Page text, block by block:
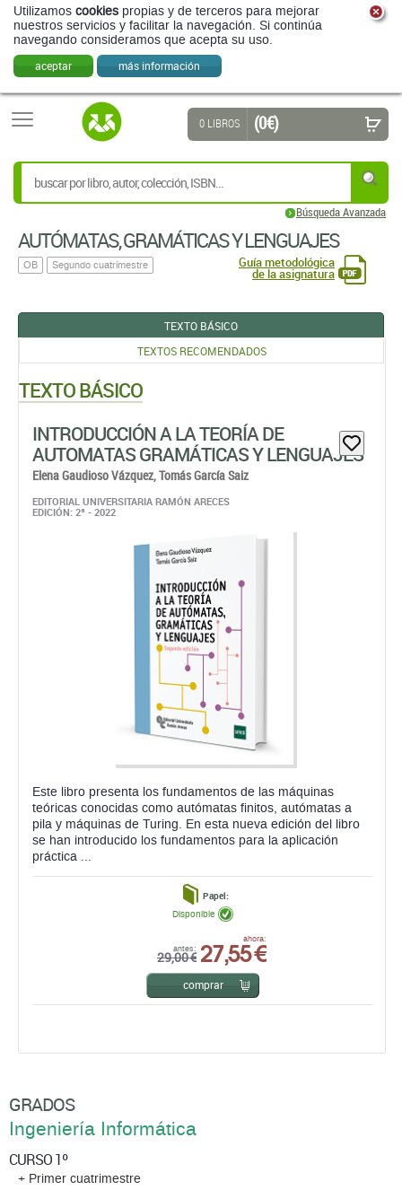
Utilizamos cookies propias y de terceros para mejorar
nuestros servicios y facilitar la navegación. Si continúa
navegando consideramos que acepta su uso.
aceptar más información
Búsqueda Avanzada
0 LIBROS (0 €)
AUTÓMATAS, GRAMÁTICAS Y LENGUAJES
OB Segundo cuatrimestre Guía metodológica
de la asignatura
TEXTO BÁSICO
TEXTOS RECOMENDADOS
TEXTO BÁSICO
INTRODUCCIÓN A LA TEORÍA DE
AUTOMATAS GRAMÁTICAS Y LENGUAJES
Elena Gaudioso Vázquez,Tomás García Saiz
EDITORIAL UNIVERSITARIA RAMÓN ARECES
EDICIÓN: 2ª - 2022
Este libro presenta los fundamentos de las máquinas
teóricas conocidas como autómatas finitos, autómatas a
pila y máquinas de Turing. En esta nueva edición del libro
se han introducido los fundamentos para la aplicación
práctica ...
Papel:
antes:
29,00 €
ahora:
27,55 €
Disponible
comprar
GRADOS
Ingeniería Informática
CURSO 1º
+ Primer cuatrimestre